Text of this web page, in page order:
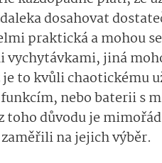
dosahovat
praktická a mohou
vychytávkami, jiná
je to kvůli chaotickému
nebo baterii s
toho důvodu je
na jejich výběr.